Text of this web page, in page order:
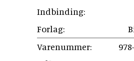
Indbinding:
Forlag:
Varenummer: